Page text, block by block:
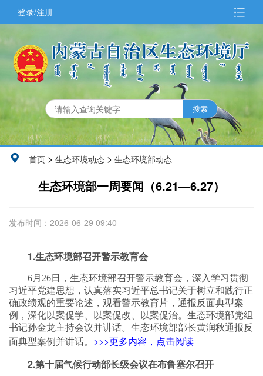
登录/注册
首页 > 生态环境动态 > 生态环境部动态
生态环境部一周要闻（6.21—6.27）
发布时间：2026-06-29 09:40
1.生态环境部召开警示教育会
6月26日，生态环境部召开警示教育会，深入学习贯彻
习近平党建思想，认真落实习近平总书记关于树立和践行正
确政绩观的重要论述，观看警示教育片，通报反面典型案
例，深化以案促学、以案促改、以案促治。生态环境部党组
书记孙金龙主持会议并讲话。生态环境部部长黄润秋通报反
面典型案例并讲话。 >>>更多内容，点击阅读
2.第十届气候行动部长级会议在布鲁塞尔召开